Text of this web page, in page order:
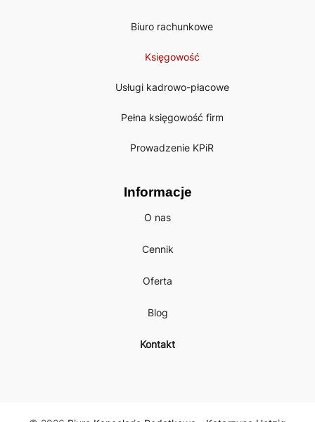
Biuro rachunkowe
Księgowość
Usługi kadrowo-płacowe
Pełna księgowość firm
Prowadzenie KPiR
Informacje
O nas
Cennik
Oferta
Blog
Kontakt